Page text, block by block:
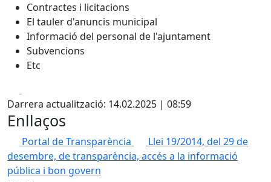
Contractes i licitacions
El tauler d'anuncis municipal
Informació del personal de l'ajuntament
Subvencions
Etc
Darrera actualització: 14.02.2025 | 08:59
Enllaços
Portal de Transparència
Llei 19/2014, del 29 de
desembre, de transparència, accés a la informació
pública i bon govern